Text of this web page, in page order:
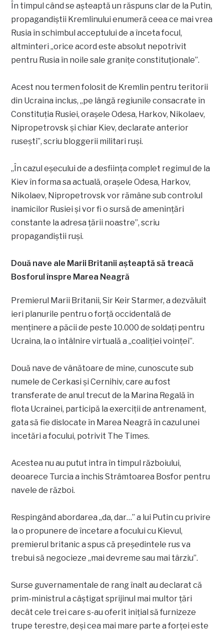
În timpul când se așteaptă un răspuns clar de la Putin,
propagandiștii Kremlinului enumeră ceea ce mai vrea
Rusia în schimbul acceptului de a înceta focul,
altminteri „orice acord este absolut nepotrivit
pentru Rusia în noile sale granițe constituționale”.
Acest nou termen folosit de Kremlin pentru teritorii
din Ucraina inclus, „pe lângă regiunile consacrate în
Constituția Rusiei, orașele Odesa, Harkov, Nikolaev,
Nipropetrovsk și chiar Kiev, declarate anterior
rusești”, scriu bloggerii militari ruși.
„În cazul eșecului de a desființa complet regimul de la
Kiev în forma sa actuală, orașele Odesa, Harkov,
Nikolaev, Nipropetrovsk vor rămâne sub controlul
inamicilor Rusiei și vor fi o sursă de amenințări
constante la adresa țării noastre”, scriu
propagandiștii ruși.
Două nave ale Marii Britanii așteaptă să treacă
Bosforul înspre Marea Neagră
Premierul Marii Britanii, Sir Keir Starmer, a dezvăluit
ieri planurile pentru o forță occidentală de
menținere a păcii de peste 10.000 de soldați pentru
Ucraina, la o întâlnire virtuală a „coaliției voinței”.
Două nave de vânătoare de mine, cunoscute sub
numele de Cerkasi și Cernihiv, care au fost
transferate de anul trecut de la Marina Regală în
flota Ucrainei, participă la exerciții de antrenament,
gata să fie dislocate în Marea Neagră în cazul unei
încetări a focului, potrivit The Times.
Acestea nu au putut intra în timpul războiului,
deoarece Turcia a închis Strâmtoarea Bosfor pentru
navele de război.
Respingând abordarea „da, dar…” a lui Putin cu privire
la o propunere de încetare a focului cu Kievul,
premierul britanic a spus că președintele rus va
trebui să negocieze „mai devreme sau mai târziu”.
Surse guvernamentale de rang înalt au declarat că
prim-ministrul a câștigat sprijinul mai multor țări
decât cele trei care s-au oferit inițial să furnizeze
trupe terestre, deși cea mai mare parte a forței este